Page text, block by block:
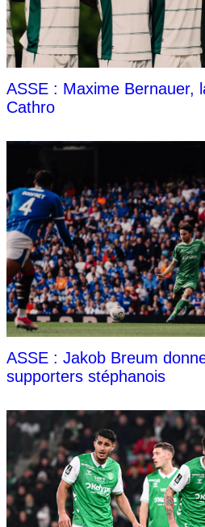
ASSE : Maxime Bernauer,
Cathro
ASSE : Jakob Breum
supporters stéphanois